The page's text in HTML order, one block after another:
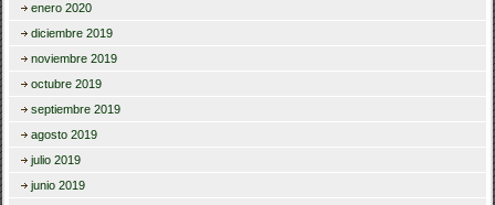
enero 2020
diciembre 2019
noviembre 2019
octubre 2019
septiembre 2019
agosto 2019
julio 2019
junio 2019